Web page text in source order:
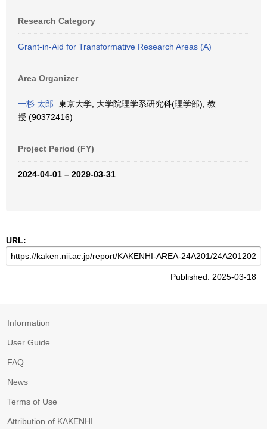
Research Category
Grant-in-Aid for Transformative Research Areas (A)
Area Organizer
一杉 太郎 東京大学, 大学院理学系研究科(理学部), 教
授 (90372416)
Project Period (FY)
2024-04-01 – 2029-03-31
URL:
Published: 2025-03-18
Information
User Guide
FAQ
News
Terms of Use
Attribution of KAKENHI